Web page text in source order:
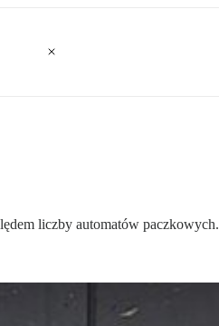
liczby automatów paczkowych.